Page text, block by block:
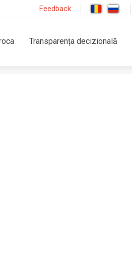
Feedback
Transparența decizională